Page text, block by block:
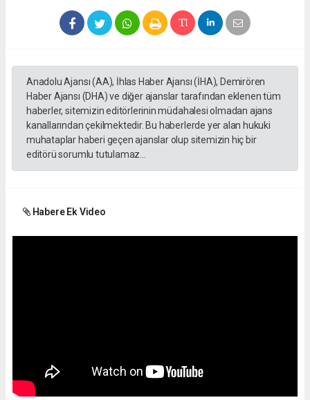
Anadolu Ajansı (AA), İhlas Haber Ajansı (İHA), Demirören
Haber Ajansı (DHA) ve diğer ajanslar tarafından eklenen tüm
haberler, sitemizin editörlerinin müdahalesi olmadan ajans
kanallarından çekilmektedir. Bu haberlerde yer alan hukuki
muhataplar haberi geçen ajanslar olup sitemizin hiç bir
editörü sorumlu tutulamaz...
Habere Ek Video